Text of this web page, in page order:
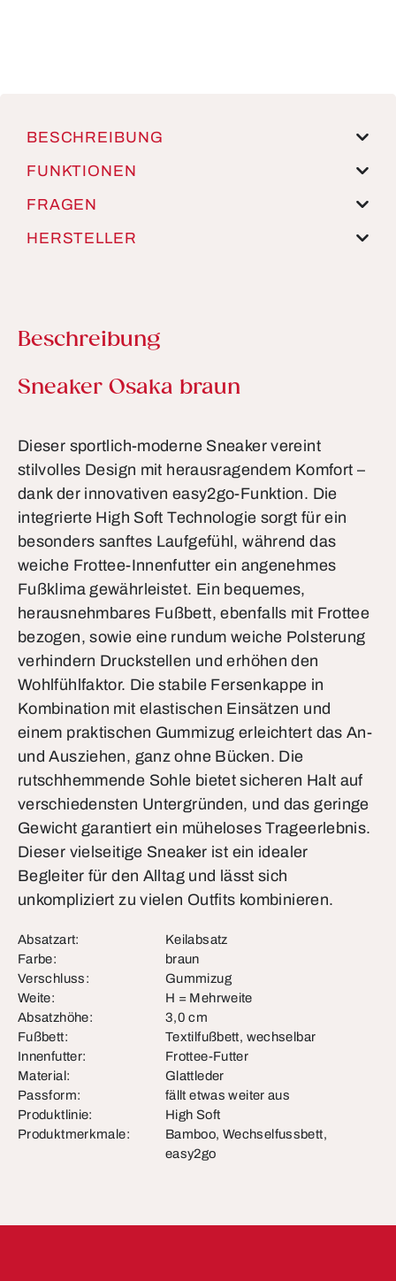
BESCHREIBUNG
FUNKTIONEN
FRAGEN
HERSTELLER
Beschreibung
Produktinformationen
Sneaker Osaka braun
Dieser sportlich-moderne Sneaker vereint
stilvolles Design mit herausragendem Komfort –
dank der innovativen easy2go-Funktion. Die
integrierte High Soft Technologie sorgt für ein
besonders sanftes Laufgefühl, während das
weiche Frottee-Innenfutter ein angenehmes
Fußklima gewährleistet. Ein bequemes,
herausnehmbares Fußbett, ebenfalls mit Frottee
bezogen, sowie eine rundum weiche Polsterung
verhindern Druckstellen und erhöhen den
Wohlfühlfaktor. Die stabile Fersenkappe in
Kombination mit elastischen Einsätzen und
einem praktischen Gummizug erleichtert das An-
und Ausziehen, ganz ohne Bücken. Die
rutschhemmende Sohle bietet sicheren Halt auf
verschiedensten Untergründen, und das geringe
Gewicht garantiert ein müheloses Trageerlebnis.
Dieser vielseitige Sneaker ist ein idealer
Begleiter für den Alltag und lässt sich
unkompliziert zu vielen Outfits kombinieren.
Absatzart:
Keilabsatz
Farbe:
braun
Verschluss:
Gummizug
Weite:
H = Mehrweite
Absatzhöhe:
3,0 cm
Fußbett:
Textilfußbett, wechselbar
Innenfutter:
Frottee-Futter
Material:
Glattleder
Passform:
fällt etwas weiter aus
Produktlinie:
High Soft
Produktmerkmale:
Bamboo, Wechselfussbett,
easy2go